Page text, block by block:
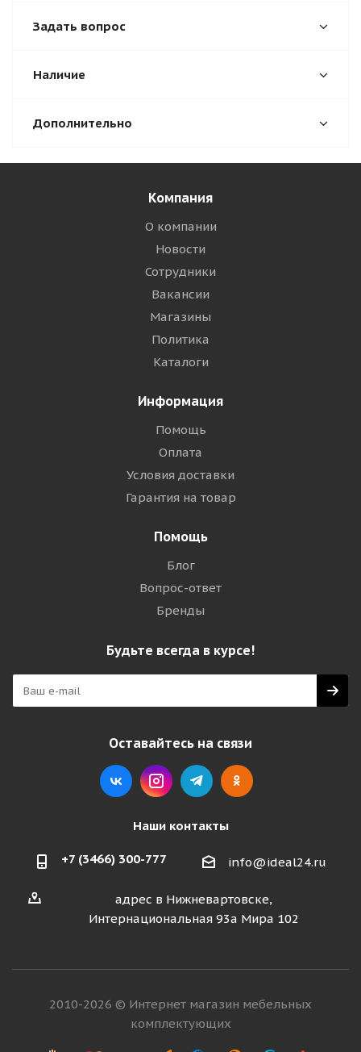
Задать вопрос
Наличие
Дополнительно
Компания
О компании
Новости
Сотрудники
Вакансии
Магазины
Политика
Каталоги
Информация
Помощь
Оплата
Условия доставки
Гарантия на товар
Помощь
Блог
Вопрос-ответ
Бренды
Будьте всегда в курсе!
Оставайтесь на связи
Наши контакты
+7 (3466) 300-777 info@ideal24.ru
адрес в Нижневартовске,
Интернациональная 93а Мира 102
2010-2026 © Интернет магазин мебельных
комплектующих